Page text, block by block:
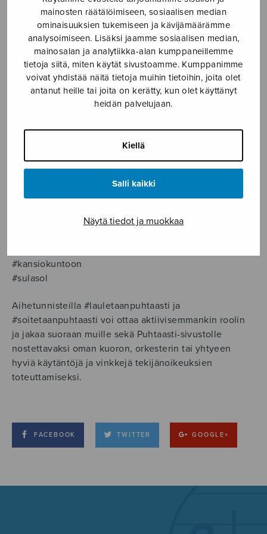
mainosten räätälöimiseen, sosiaalisen median
ominaisuuksien tukemiseen ja kävijämäärämme
analysoimiseen. Lisäksi jaamme sosiaalisen median,
mainosalan ja analytiikka-alan kumppaneillemme
tietoja siitä, miten käytät sivustoamme. Kumppanimme
voivat yhdistää näitä tietoja muihin tietoihin, joita olet
antanut heille tai joita on kerätty, kun olet käyttänyt
heidän palvelujaan.
Kiellä
Salli kaikki
Näytä tiedot ja muokkaa
LÄHTEET JA LINKIT
Etusivu › Puhtaasti › Materiaalipankki
›
Aihetunnisteet
Aihetunnisteet
Puhtaasti-aihetunnisteet ovat
#tekijänoikeudet
#kansiokuntoon
#sulasol
Aihetunnisteilla #lauletaanpuhtaasti ja
#soitetaanpuhtaasti voi ottaa aktiivisemmankin roolin
ja jakaa suoraan muille sekä Puhtaasti-sivustolle
nostettavaksi oman kuoron, orkesterin tai yhtyeen
hyviä käytäntöjä ja vinkkejä tekijänoikeuksien
toteuttamiseksi.
FACEBOOK TWITTER GOOGLE+